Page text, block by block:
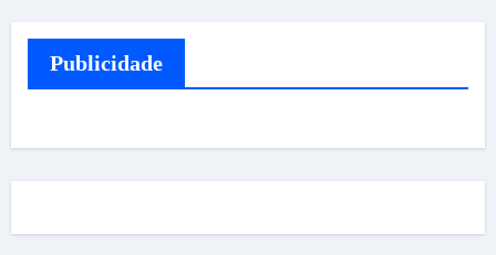
Publicidade